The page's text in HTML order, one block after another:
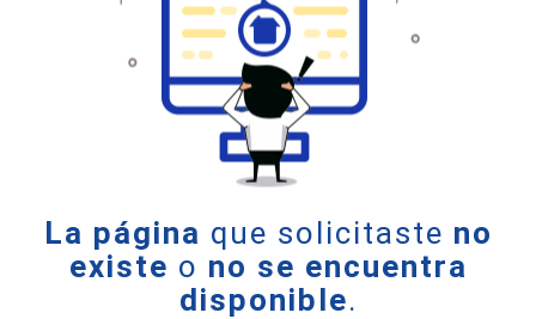
La página que solicitaste no
existe o no se encuentra
disponible.